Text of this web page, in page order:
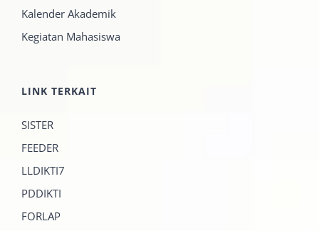
Kalender Akademik
Kegiatan Mahasiswa
LINK TERKAIT
SISTER
FEEDER
LLDIKTI7
PDDIKTI
FORLAP